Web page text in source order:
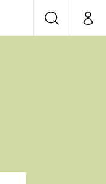
VyhledáváníMůj